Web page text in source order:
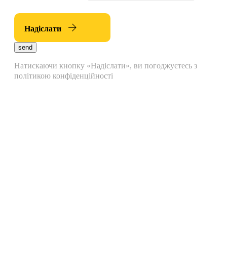
Надіслати
send
Натискаючи кнопку «Надіслати», ви погоджуєтесь з
політикою конфіденційності